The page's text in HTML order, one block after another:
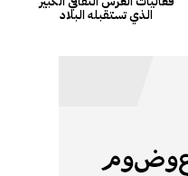
الذي تستقبله البلاد